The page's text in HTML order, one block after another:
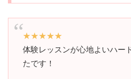
★★★★★
体験レッスンが心地よいハー
たです！